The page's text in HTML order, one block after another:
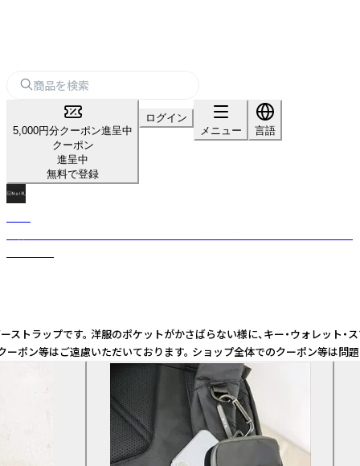
5,000円分クーポン進呈中
クーポン
進呈中
無料で登録
ログイン
メニュー
言語
ップです。 洋服のポケットがかさばらない様に、キー・ウォ
ン等はご遠慮いただいております。 ショップ全体でのクーポン等は問